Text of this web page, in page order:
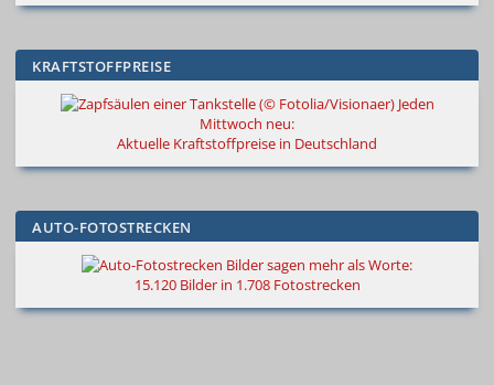
KRAFTSTOFFPREISE
Jeden
Mittwoch neu:
Aktuelle Kraftstoffpreise in Deutschland
AUTO-FOTOSTRECKEN
Bilder sagen mehr als Worte:
15.120 Bilder in 1.708 Fotostrecken